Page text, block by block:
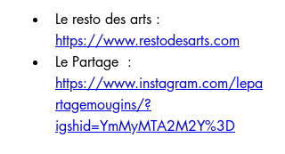
Le resto des arts :
https://www.restodesarts.com
Le Partage  :
https://www.instagram.com/lepa
rtagemougins/?
igshid=YmMyMTA2M2Y%3D